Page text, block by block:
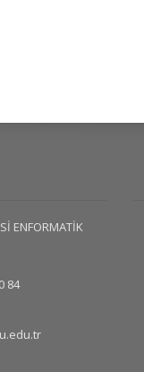
ENFORMATİK
84